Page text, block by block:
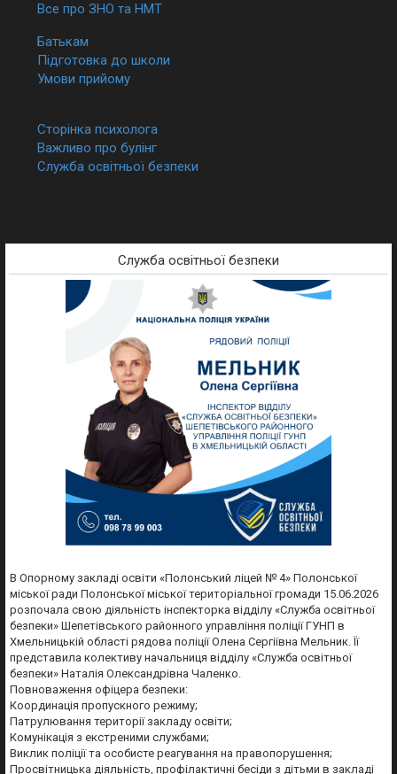
Все про ЗНО та НМТ
Батькам
Підготовка до школи
Умови прийому
Сторінка психолога
Важливо про булінг
Служба освітньої безпеки
Служба освітньої безпеки
В Опорному закладі освіти «Полонський ліцей № 4» Полонської
міської ради Полонської міської територіальної громади 15.06.2026
розпочала свою діяльність інспекторка відділу «Служба освітньої
безпеки» Шепетівського районного управління поліції ГУНП в
Хмельницькій області рядова поліції Олена Сергіївна Мельник. Її
представила колективу начальниця відділу «Служба освітньої
безпеки» Наталія Олександрівна Чаленко.
Повноваження офіцера безпеки:
Координація пропускного режиму;
Патрулювання території закладу освіти;
Комунікація з екстреними службами;
Виклик поліції та особисте реагування на правопорушення;
Просвітницька діяльність, профілактичні бесіди з дітьми в закладі